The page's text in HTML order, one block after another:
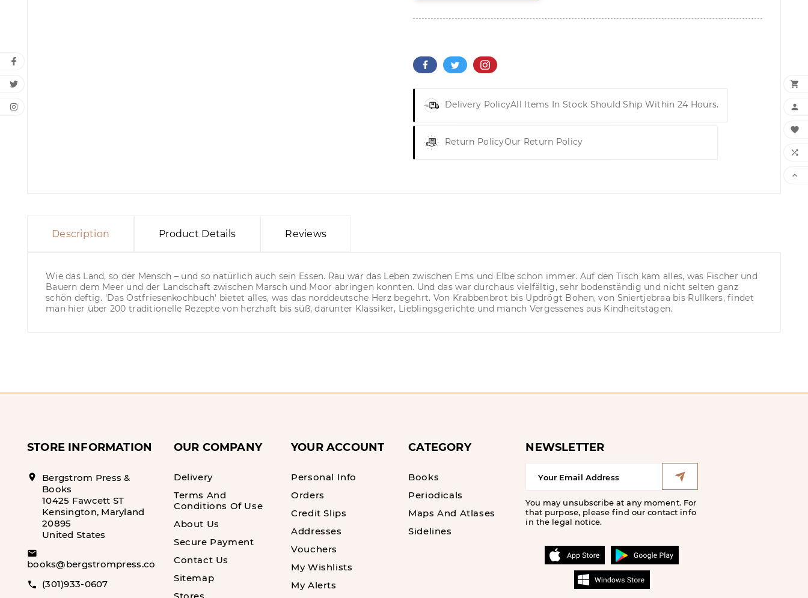
Delivery PolicyAll Items In Stock Should Ship Within 24 Hours.
Return PolicyOur Return Policy
Description Product Details Reviews
Wie das Land, so der Mensch – und so natürlich auch sein Essen. Rau war das Leben zwischen Ems und Elbe schon immer. Auf den Tisch kam alles, was Fischer und
Bauern dem Meer und der Landschaft zwischen Marsch und Moor abringen konnten. Und das war durchaus vielfältig, sehr bodenständig und nicht selten ganz
schön deftig. 'Das Ostfriesenkochbuch' bietet alles, was das norddeutsche Herz begehrt. Von Krabbenbrot bis Updrögt Bohen, von Sniertjebraa bis Rullkers, findet
man hier über 200 traditionelle Rezepte von herzhaft bis süß, darunter Klassiker, Lieblingsgerichte und manch Vergessenes aus Kindheitstagen.
STORE INFORMATION
location_on
Bergstrom Press &
Books
10425 Fawcett ST
Kensington, Maryland
20895
United States
email
books@bergstrompress.com
call (301)933-0607
OUR COMPANY
Delivery
Terms And
Conditions Of Use
About Us
Secure Payment
Contact Us
Sitemap
YOUR ACCOUNT
Personal Info
Orders
Credit Slips
Addresses
Vouchers
My Wishlists
My Alerts
CATEGORY
Books
Periodicals
Maps And Atlases
Sidelines
NEWSLETTER
You may unsubscribe at any moment. For
that purpose, please find our contact info
in the legal notice.




